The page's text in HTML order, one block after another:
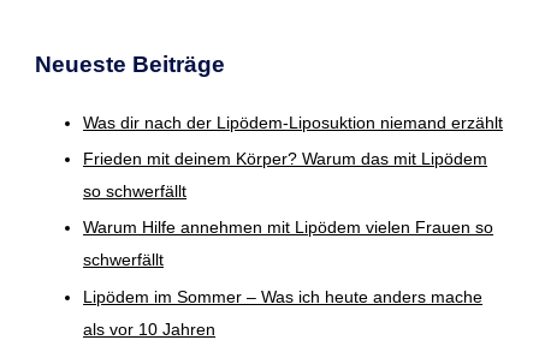
Neueste Beiträge
Was dir nach der Lipödem-Liposuktion niemand erzählt
Frieden mit deinem Körper? Warum das mit Lipödem
so schwerfällt
Warum Hilfe annehmen mit Lipödem vielen Frauen so
schwerfällt
Lipödem im Sommer – Was ich heute anders mache
als vor 10 Jahren